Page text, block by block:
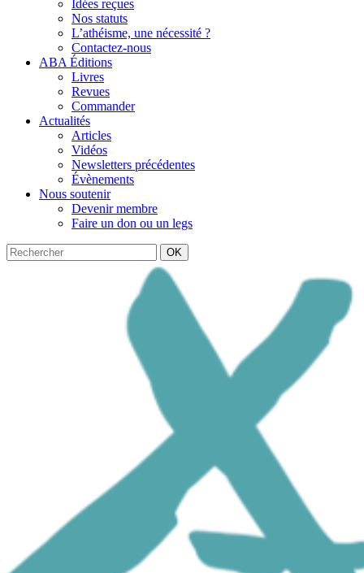
Idées reçues
Nos statuts
L’athéisme, une nécessité ?
Contactez-nous
ABA Éditions
Livres
Revues
Commander
Actualités
Articles
Vidéos
Newsletters précédentes
Évènements
Nous soutenir
Devenir membre
Faire un don ou un legs
OK